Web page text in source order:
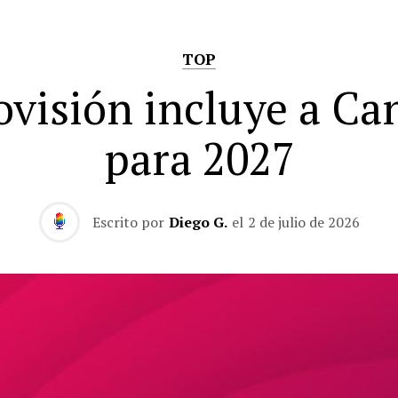
TOP
incluye a
para 2027
Escrito por Diego G. el 2 de julio de 2026